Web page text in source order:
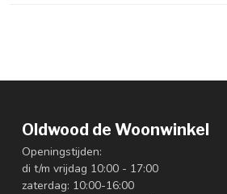
Oldwood de Woonwinkel
Openingstijden:
di t/m vrijdag 10:00 - 17:00
zaterdag: 10:00-16:00